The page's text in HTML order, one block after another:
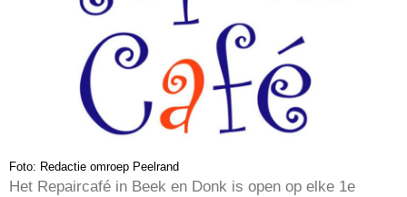
Foto: Redactie omroep Peelrand
Het Repaircafé in Beek en Donk is open op elke 1e